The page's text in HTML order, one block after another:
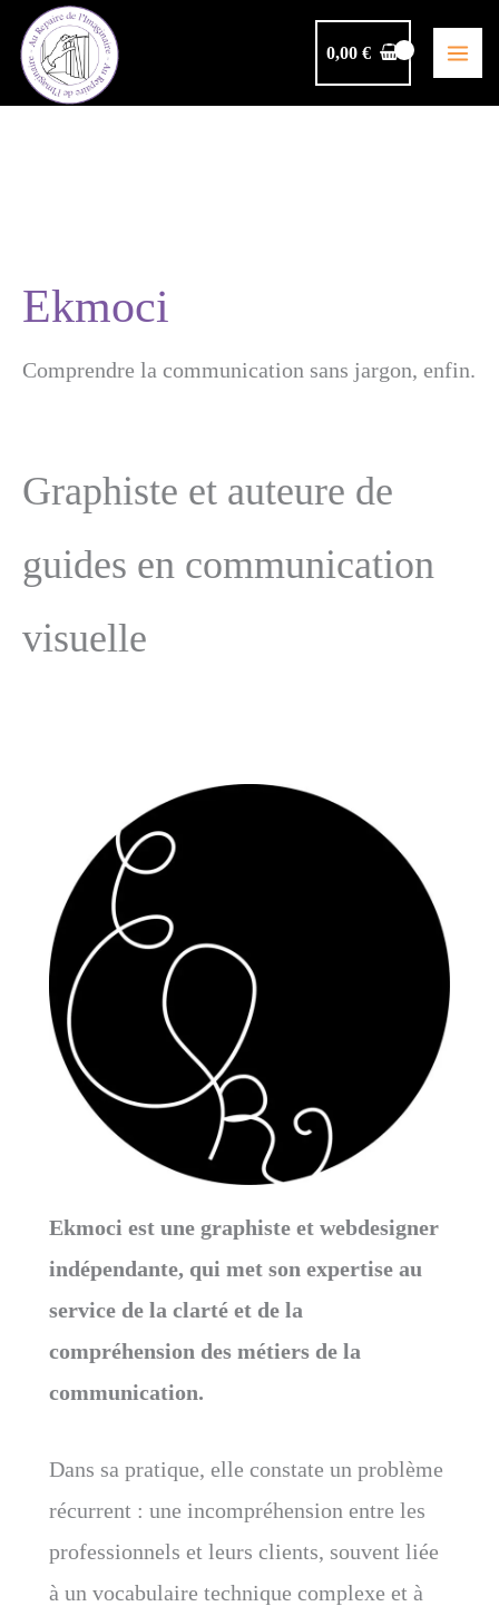
contenu
0,00€
Ekmoci
Comprendre la communication sans jargon, enfin.
Graphiste et auteure de
guides en communication
visuelle
Ekmoci est une graphiste et webdesigner
indépendante, qui met son expertise au
service de la clarté et de la
compréhension des métiers de la
communication.
Dans sa pratique, elle constate un problème
récurrent : une incompréhension entre les
professionnels et leurs clients, souvent liée
à un vocabulaire technique complexe et à